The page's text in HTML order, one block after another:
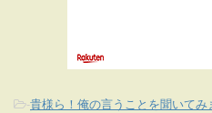
-貴様ら！俺の言うことを聞いてみ